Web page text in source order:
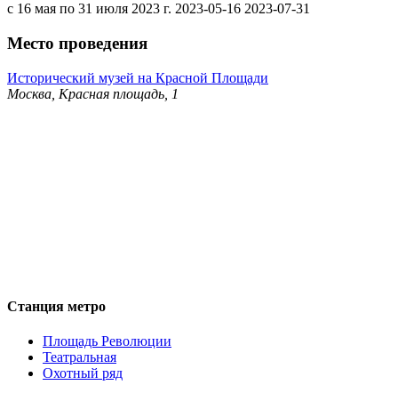
с 16 мая по 31 июля 2023 г. 2023-05-16 2023-07-31
Место проведения
Исторический музей на Красной Площади
Москва, Красная площадь, 1
Станция метро
Площадь Революции
Театральная
Охотный ряд